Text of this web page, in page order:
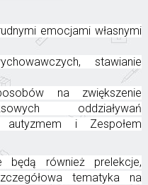
emocjami własnymi
stawianie
na zwiększenie
oddziaływań
i Zespołem
będą również prelekcje,
tematyka na